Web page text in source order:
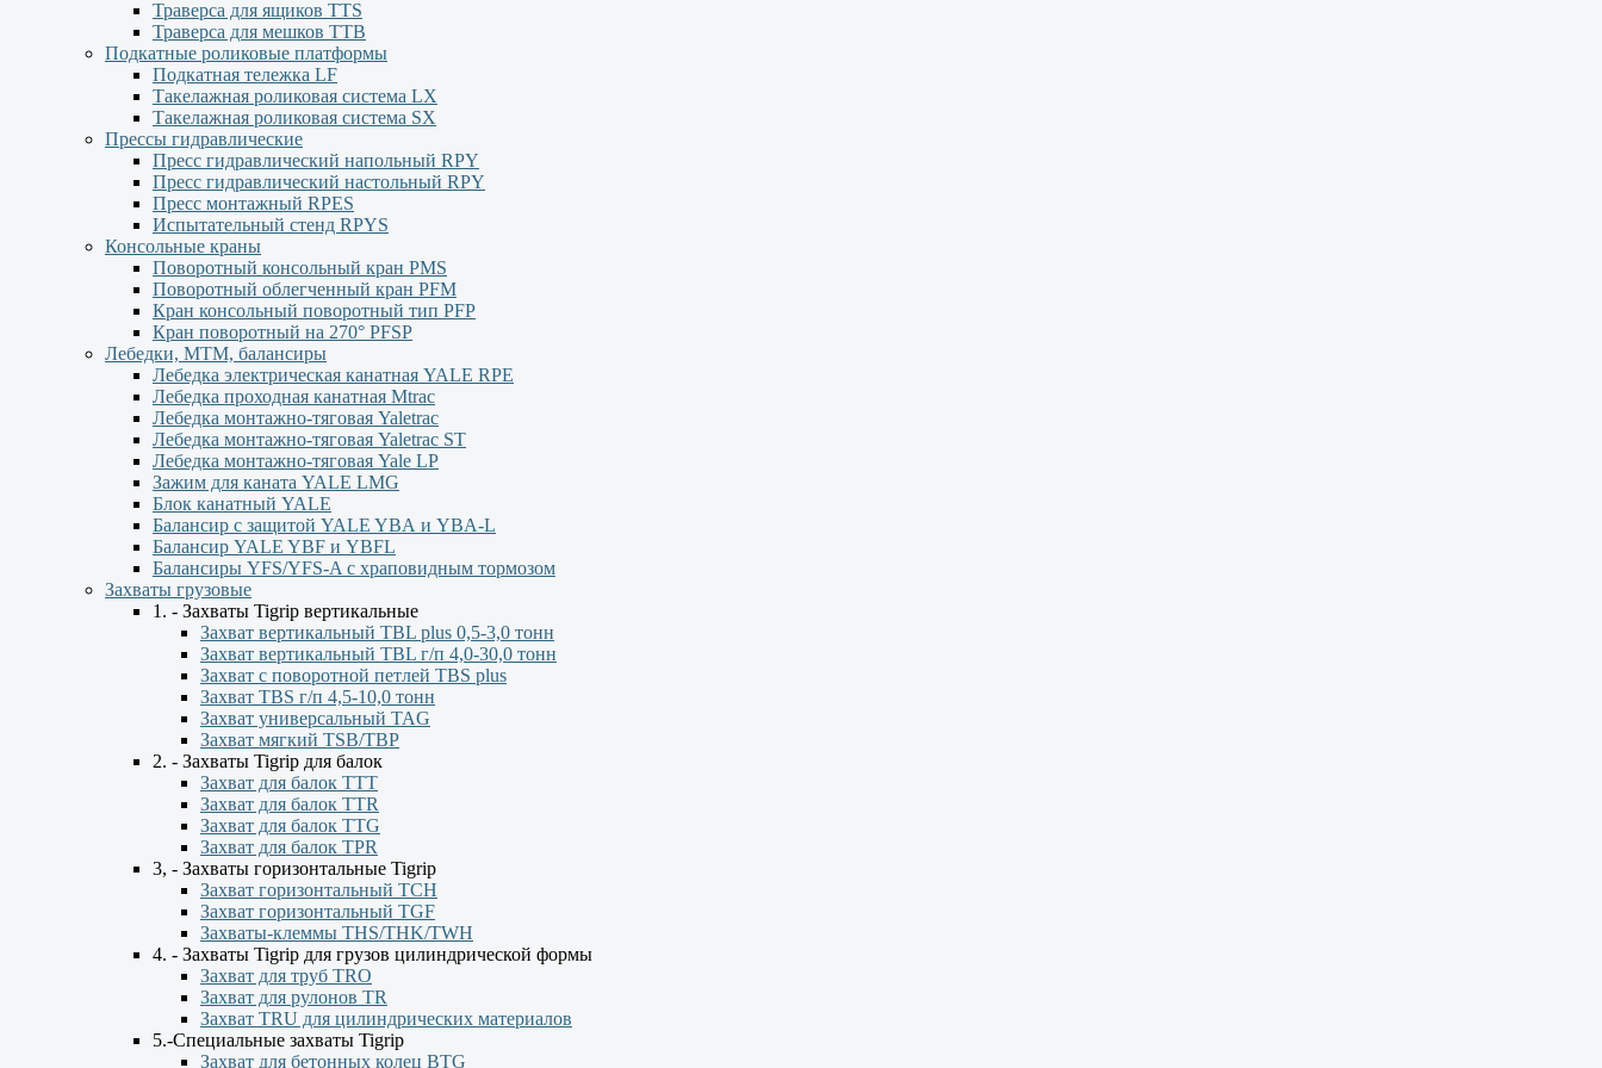
Траверса для ящиков ТТS
Траверса для мешков ТТВ
Подкатные роликовые платформы
Подкатная тележка LF
Такелажная роликовая система LX
Такелажная роликовая система SX
Прессы гидравлические
Пресс гидравлический напольный RPY
Пресс гидравлический настольный RPY
Пресс монтажный RPES
Испытательный стенд RPYS
Консольные краны
Поворотный консольный кран PMS
Поворотный облегченный кран PFM
Кран консольный поворотный тип PFP
Кран поворотный на 270° PFSP
Лебедки, МТМ, балансиры
Лебедка электрическая канатная YALE RPE
Лебедка проходная канатная Mtrac
Лебедка монтажно-тяговая Yaletrac
Лебедка монтажно-тяговая Yaletrac ST
Лебедка монтажно-тяговая Yale LP
Зажим для каната YALE LMG
Блок канатный YALE
Балансир с защитой YALE YBА и YBА-L
Балансир YALE YBF и YBFL
Балансиры YFS/YFS-A с храповидным тормозом
Захваты грузовые
1. - Захваты Tigrip вертикальные
Захват вертикальный TBL plus 0,5-3,0 тонн
Захват вертикальный TBL г/п 4,0-30,0 тонн
Захват с поворотной петлей TBS plus
Захват TBS г/п 4,5-10,0 тонн
Захват универсальный TAG
Захват мягкий TSB/TBP
2. - Захваты Tigrip для балок
Захват для балок ТТТ
Захват для балок TTR
Захват для балок TTG
Захват для балок TPR
3, - Захваты горизонтальные Tigrip
Захват горизонтальный ТСН
Захват горизонтальный ТGF
Захваты-клеммы THS/THK/TWH
4. - Захваты Tigrip для грузов цилиндрической формы
Захват для труб TRO
Захват для рулонов TR
Захват TRU для цилиндрических материалов
5.-Специальные захваты Tigrip
Захват для бетонных колец BTG